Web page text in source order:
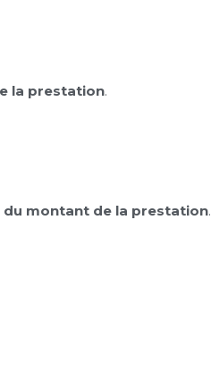
la prestation.
du montant de la prestation.